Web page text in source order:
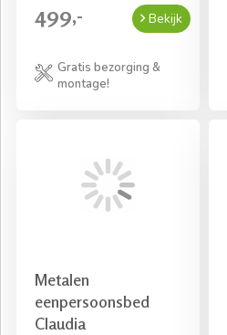
499,- Bekijk
Gratis bezorging &
montage!
Metalen
eenpersoonsbed
Claudia